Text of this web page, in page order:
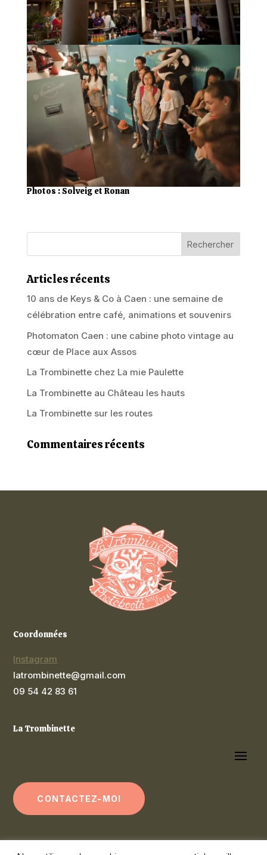
Photos :Solveig et Ronan
Articles récents
10 ans de Keys & Co à Caen : une semaine de
célébration entre café, animations et souvenirs
Photomaton Caen : une cabine photo vintage au
cœur de Place aux Assos
La Trombinette chez La mie Paulette
La Trombinette au Château les hauts
La Trombinette sur les routes
Commentaires récents
Coordonnées
Instagram
latrombinette@gmail.com
09 54 42 83 61
La Trombinette
CONTACTEZ-MOI